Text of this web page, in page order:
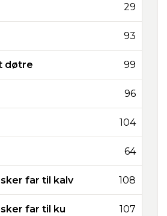
29
93
døtre 99
96
104
64
far til kalv 108
far til ku 107